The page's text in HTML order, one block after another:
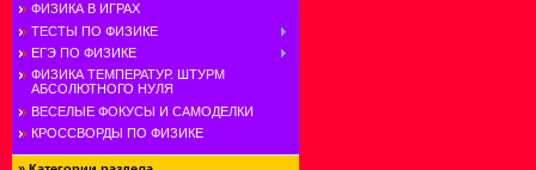
ФИЗИКА В ИГРАХ
ТЕСТЫ ПО ФИЗИКЕ
ЕГЭ ПО ФИЗИКЕ
ФИЗИКА ТЕМПЕРАТУР. ШТУРМ
АБСОЛЮТНОГО НУЛЯ
ВЕСЕЛЫЕ ФОКУСЫ И САМОДЕЛКИ
КРОССВОРДЫ ПО ФИЗИКЕ